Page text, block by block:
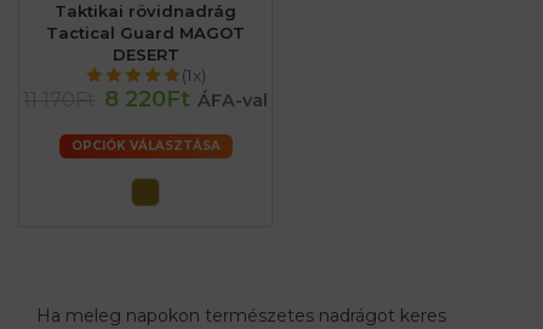
Taktikai rövidnadrág
Tactical Guard MAGOT
DESERT
(1x)
8 220Ft ÁFA-val
OPCIÓK VÁLASZTÁSA
Ha meleg napokon természetes nadrágot keres